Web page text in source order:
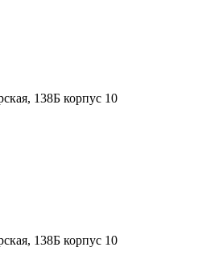
138Б корпус 10
138Б корпус 10